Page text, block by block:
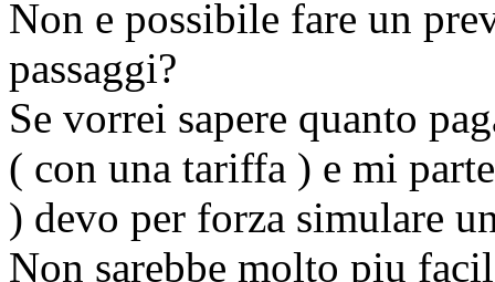
Non e possibile fare un
passaggi?
Se vorrei sapere quanto
( con una tariffa ) e mi
) devo per forza simulare
Non sarebbe molto piu